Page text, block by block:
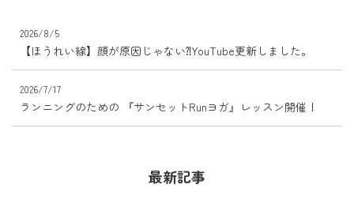
2026/8/5
【ほうれい線】顔が原因じゃない⁈YouTube更新しました。
2026/7/17
ランニングのための 『サンセットRunヨガ』レッスン開催！
最新記事